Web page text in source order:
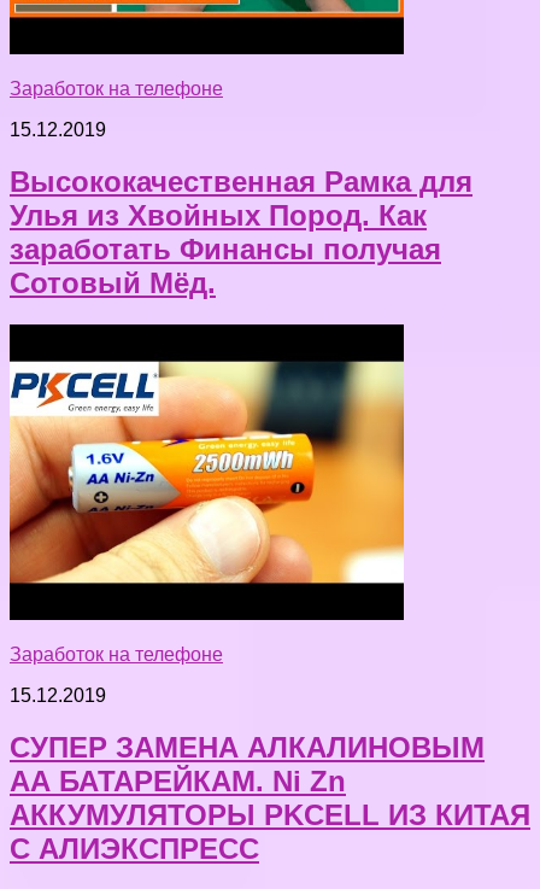
Заработок на телефоне
15.12.2019
Высококачественная Рамка для
Улья из Хвойных Пород. Как
заработать Финансы получая
Сотовый Мёд.
Заработок на телефоне
15.12.2019
СУПЕР ЗАМЕНА АЛКАЛИНОВЫМ
АА БАТАРЕЙКАМ. Ni Zn
АККУМУЛЯТОРЫ PKCELL ИЗ КИТАЯ
С АЛИЭКСПРЕСС